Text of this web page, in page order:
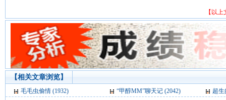
【以
【相关文章浏览】
毛毛虫偷情 (1932) “甲醇MM”聊天记 (2042)
超生